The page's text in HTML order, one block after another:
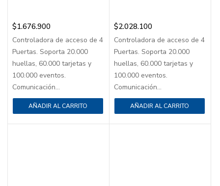
$1.676.900
Controladora de acceso de 4
Puertas. Soporta 20.000
huellas, 60.000 tarjetas y
100.000 eventos.
Comunicación...
AÑADIR AL CARRITO
$2.028.100
Controladora de acceso de 4
Puertas. Soporta 20.000
huellas, 60.000 tarjetas y
100.000 eventos.
Comunicación...
AÑADIR AL CARRITO